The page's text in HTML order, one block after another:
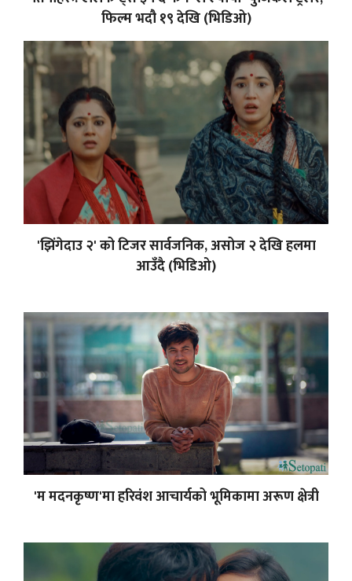
फिल्म भदौ १९ देखि (भिडिओ)
'झिंगेदाउ २' को टिजर सार्वजनिक, असोज २ देखि हलमा
आउँदै (भिडिओ)
'म मदनकृष्ण'मा हरिवंश आचार्यको भूमिकामा अरूण क्षेत्री